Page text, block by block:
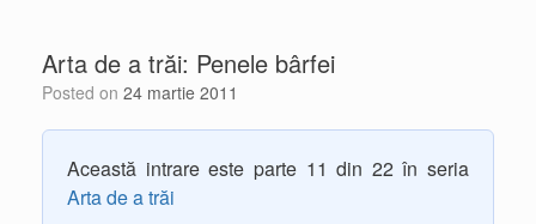
Arta de a trăi: Penele bârfei
Posted on 24 martie 2011
Această intrare este parte 11 din 22 în seria
Arta de a trăi